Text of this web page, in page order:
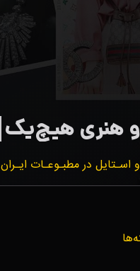
اسـتایل در مطبـوعـات ایـران